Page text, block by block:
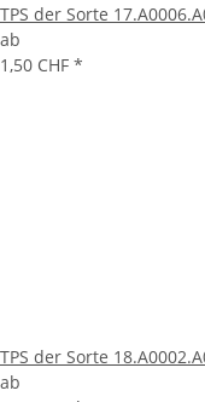
TPS der Sorte
ab
1,50 CHF *
TPS der Sorte
ab